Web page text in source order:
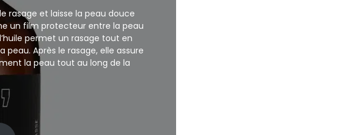
rasage et laisse la peau douce
un film protecteur entre la peau
permet un rasage tout en
Après le rasage, elle assure
la peau tout au long de la